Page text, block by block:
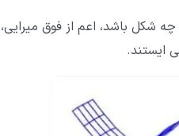
شکل باشد، اعم از فوق میرایی،
ایستند.